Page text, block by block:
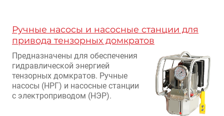
Ручные насосы и насосные станции для
привода тензорных домкратов
Предназначены для обеспечения
гидравлической энергией
тензорных домкратов. Ручные
насосы (НРГ) и насосные станции
с электроприводом (НЭР).